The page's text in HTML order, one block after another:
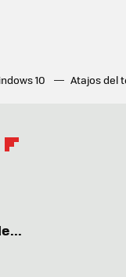
10 Atajos del